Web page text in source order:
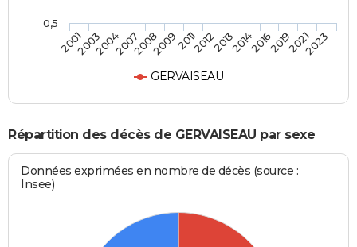
GERVAISEAU
20012003200420072008200920112012201320142016201920212023
0,5
Répartition des décès de GERVAISEAU par sexe
Données exprimées en nombre de décès (source :
Insee)